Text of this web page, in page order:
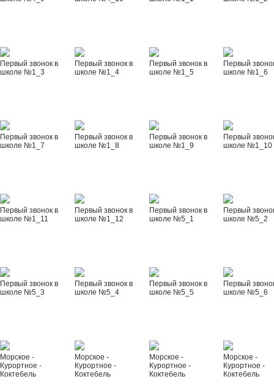
Первый звонок в
школе №1_3
Первый звонок в
школе №1_4
Первый звонок в
школе №1_5
Первый
школе №1_6
Первый звонок в
школе №1_7
Первый звонок в
школе №1_8
Первый звонок в
школе №1_9
Первый
школе №1_10
Первый звонок в
школе №1_11
Первый звонок в
школе №1_12
Первый звонок в
школе №5_1
Первый
школе №5_2
Первый звонок в
школе №5_3
Первый звонок в
школе №5_4
Первый звонок в
школе №5_5
Первый
школе №5_6
Морское -
Курортное -
Коктебель
Морское -
Курортное -
Коктебель
Морское -
Курортное -
Коктебель
Морское -
Курортное -
Коктебель